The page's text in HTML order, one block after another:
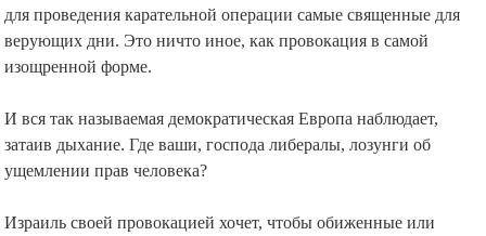
для проведения карательной операции самые священные для
верующих дни. Это ничто иное, как провокация в самой
изощренной форме.
И вся так называемая демократическая Европа наблюдает,
затаив дыхание. Где ваши, господа либералы, лозунги об
ущемлении прав человека?
Израиль своей провокацией хочет, чтобы обиженные или